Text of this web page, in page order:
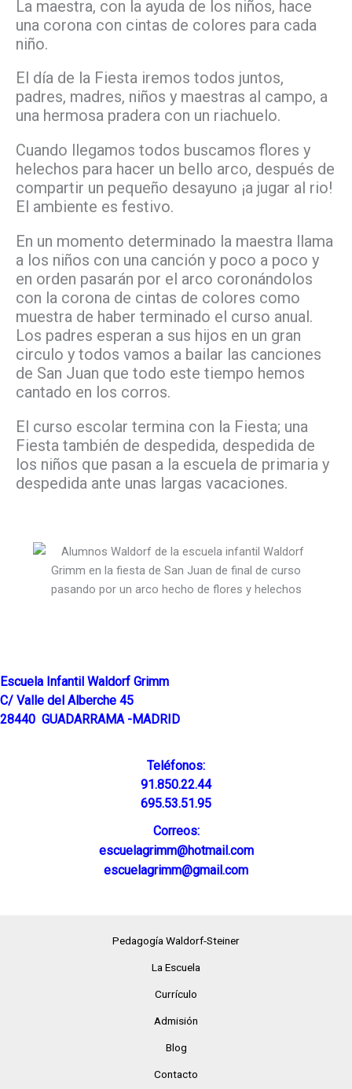
La maestra, con la ayuda de los niños, hace
una corona con cintas de colores para cada
niño.
El día de la Fiesta iremos todos juntos,
padres, madres, niños y maestras al campo, a
una hermosa pradera con un riachuelo.
Cuando llegamos todos buscamos flores y
helechos para hacer un bello arco, después de
compartir un pequeño desayuno ¡a jugar al rio!
El ambiente es festivo.
En un momento determinado la maestra llama
a los niños con una canción y poco a poco y
en orden pasarán por el arco coronándolos
con la corona de cintas de colores como
muestra de haber terminado el curso anual.
Los padres esperan a sus hijos en un gran
circulo y todos vamos a bailar las canciones
de San Juan que todo este tiempo hemos
cantado en los corros.
El curso escolar termina con la Fiesta; una
Fiesta también de despedida, despedida de
los niños que pasan a la escuela de primaria y
despedida ante unas largas vacaciones.
Escuela Infantil Waldorf Grimm
C/ Valle del Alberche 45
28440 GUADARRAMA -MADRID
Teléfonos:
91.850.22.44
695.53.51.95
Correos:
escuelagrimm@hotmail.com
escuelagrimm@gmail.com
Pedagogía Waldorf-Steiner
La Escuela
Currículo
Admisión
Blog
Contacto